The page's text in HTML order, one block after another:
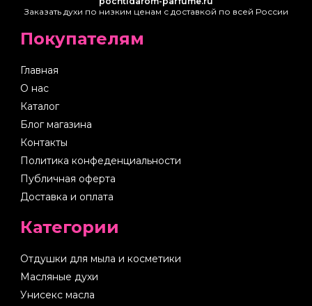
Заказать духи по низким ценам с доставкой по всей России
Покупателям
Главная
О нас
Каталог
Блог магазина
Контакты
Политика конфеденциальности
Публичная оферта
Доставка и оплата
Категории
Отдушки для мыла и косметики
Масляные духи
Унисекс масла